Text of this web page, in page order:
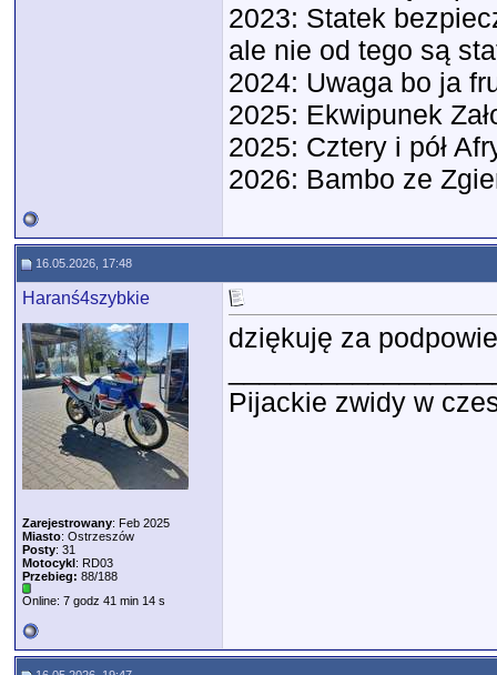
2023: Statek
ale nie od tego są
2024: Uwaga bo ja
2025: Ekwipunek
2025: Cztery i pół
2026: Bambo ze
16.05.2026, 17:48
Haranś4szybkie
Zarejestrowany: Feb 2025
Miasto: Ostrzeszów
Posty: 31
Motocykl: RD03
Przebieg: 88/188
Online: 7 godz 41 min 14 s
dziękuję za
Pijackie zwidy w